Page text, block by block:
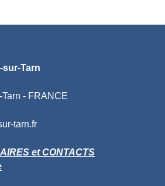
sur-Tarn
- FRANCE
tarn.fr
et CONTACTS